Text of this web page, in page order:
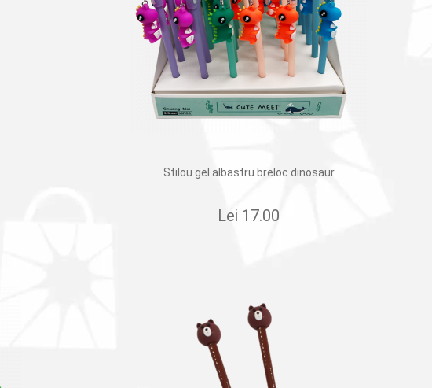
Stilou gel albastru breloc dinosaur
Lei 17.00